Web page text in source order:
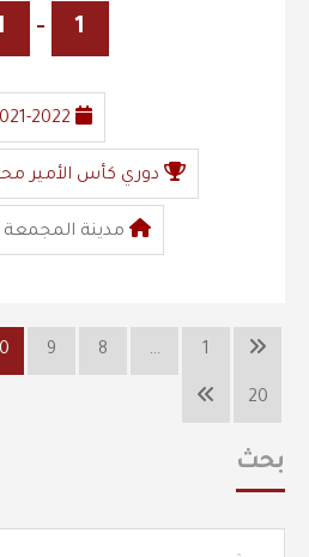
1
-
2022
دوري كأس الأمير
مدينة المجمعة
1
…
8
9
20
بحث